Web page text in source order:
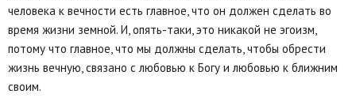
человека к вечности есть главное, что он должен сделать во
время жизни земной. И, опять-таки, это никакой не эгоизм,
потому что главное, что мы должны сделать, чтобы обрести
жизнь вечную, связано с любовью к Богу и любовью к ближним
своим.